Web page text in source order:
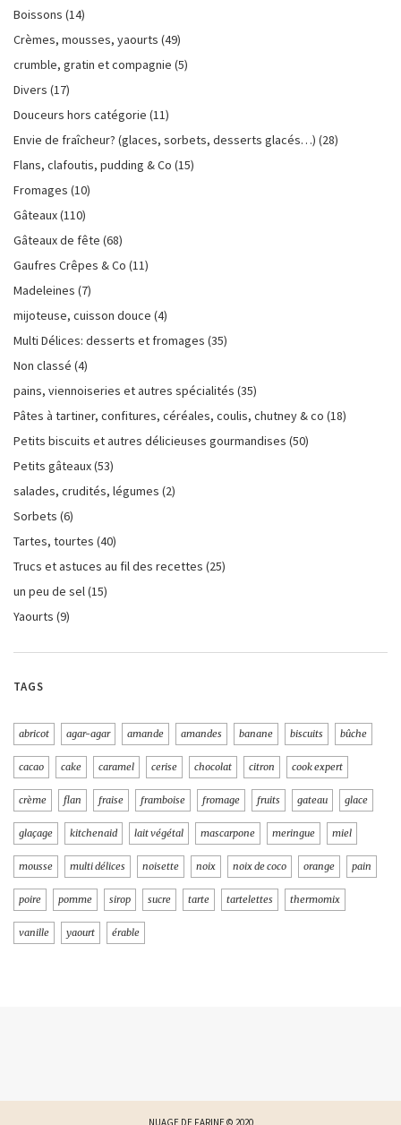
Boissons (14)
Crèmes, mousses, yaourts (49)
crumble, gratin et compagnie (5)
Divers (17)
Douceurs hors catégorie (11)
Envie de fraîcheur? (glaces, sorbets, desserts glacés…) (28)
Flans, clafoutis, pudding & Co (15)
Fromages (10)
Gâteaux(110)
Gâteaux de fête (68)
Gaufres Crêpes & Co (11)
Madeleines (7)
mijoteuse, cuisson douce (4)
Multi Délices: desserts et fromages (35)
Non classé (4)
pains, viennoiseries et autres spécialités (35)
Pâtes à tartiner, confitures, céréales, coulis, chutney & co (18)
Petits biscuits et autres délicieuses gourmandises (50)
Petits gâteaux(53)
salades, crudités, légumes (2)
Sorbets (6)
Tartes, tourtes (40)
Trucs et astuces au fil des recettes (25)
un peu de sel(15)
Yaourts (9)
TAGS
abricot agar-agar amande amandes banane biscuits bûche
cacao cake caramel cerise chocolat citron cook expert
crème flan fraise framboise fromage fruits gateau glace
glaçage kitchenaid lait végétal mascarpone meringue miel
mousse multi délices noisette noix noix de coco orange pain
poire pomme sirop sucre tarte tartelettes thermomix
vanille yaourt érable
NUAGE DE FARINE © 2020